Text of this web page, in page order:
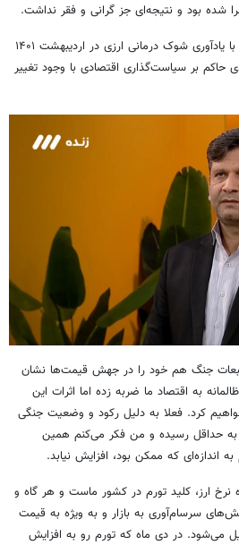
شده بود و نتیجه‌ای جز گرانی و فقر نداشت.
عضو تیم کارگری شورای عالی کار با یادآوری شوک درمانی ارزی در اردیبهشت ۱۴۰۱
حاکم بر سیاست‌گذاری اقتصادی با وجود تغییر
تبعات جنگ هم خود را در جهش قیمت‌ها نشان
به اقتصاد ما ضربه زده اما اثرات این
کرد. فعلا به دلیل رکود و وضعیت جنگی
به حداقل رسیده و من فکر می‌کنم همین
که ممکن بود، افزایش نیابد.
نرخ ارز، کلید تورم در کشور ماست و هر گاه و
سرسام‌آوری به بازار و به ویژه به قیمت
می‌شود. در دی ماه که تورم رو به افزایش